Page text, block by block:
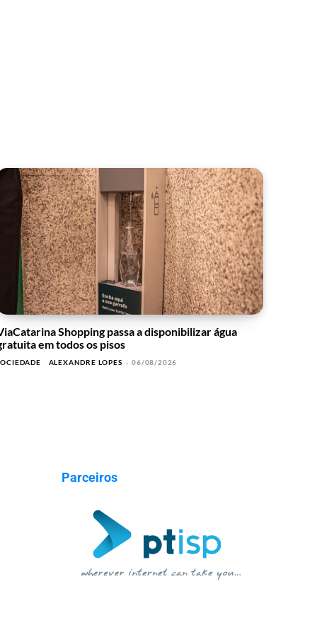
Shopping passa a disponibilizar água
em todos os pisos
ALEXANDRE LOPES - 06/08/2026
Parceiros